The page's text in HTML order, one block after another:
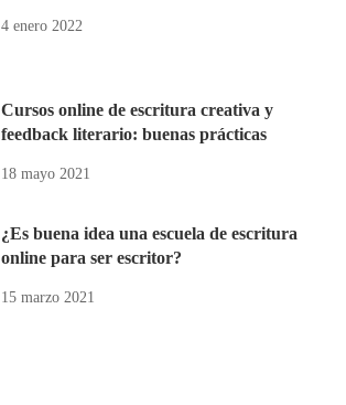
4 enero 2022
Cursos online de escritura creativa y
feedback literario: buenas prácticas
18 mayo 2021
¿Es buena idea una escuela de escritura
online para ser escritor?
15 marzo 2021